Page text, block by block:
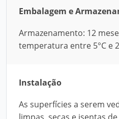
Embalagem e
Armazenamento: 12
temperatura entre 5°C e
Instalação
As superfícies a serem